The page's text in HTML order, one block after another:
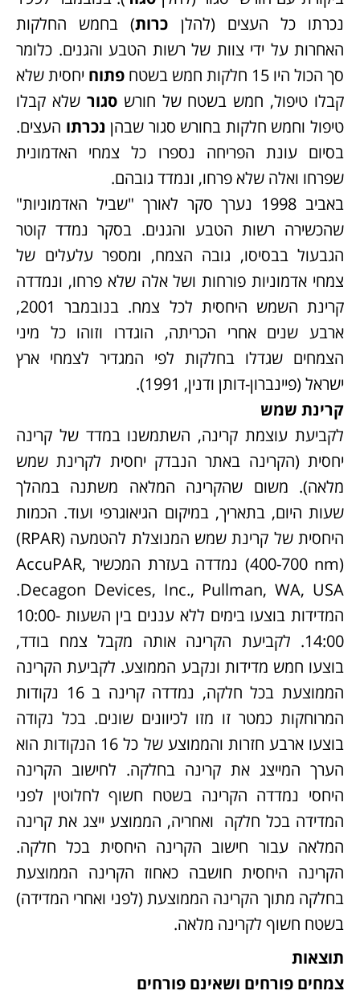
נכרתו כל העצים (להלן כרות) בחמש החלקות
האחרות על ידי צוות של רשות הטבע והגנים. כלומר
סך הכול היו 15 חלקות חמש בשטח
פתוח יחסית שלא
קבלו טיפול, חמש בשטח של חורשסגור שלא קבלו
טיפול וחמש חלקות בחורש סגור שבהן נכרתו העצים.
בסיום עונת הפריחה נספרו כל צמחי האדמונית
שפרחו ואלה שלא פרחו, ונמדד גובהם.
באביב 1998 נערך סקר לאורך "שביל האדמוניות"
שהכשירה רשות הטבע והגנים. בסקר נמדד קוטר
הגבעול בבסיסו, גובה הצמח, ומספר עלעלים של
צמחי אדמוניות פורחות ושל אלה שלא פרחו, ונמדדה
קרינת השמש היחסית לכל צמח. בנובמבר 2001,
ארבע שנים אחרי הכריתה, הוגדרו וזוהו כל מיני
הצמחים שגדלו בחלקות לפי המגדיר לצמחי ארץ
ישראל (פיינברון-דותן ודנין, 1991).
קרינת שמש
לקביעת עוצמת קרינה, השתמשנו במדד של קרינה
יחסית (הקרינה באתר הנבדק יחסית לקרינת שמש
מלאה). משום שהקרינה המלאה משתנה במהלך
שעות היום, בתאריך, במיקום הגיאוגרפי ועוד. הכמות
היחסית של קרינת שמש המנוצלת להטמעה (RPAR)
(400-700 nm) נמדדה בעזרת המכשיר AccuPAR,
Decagon Devices, Inc., Pullman, WA, USA.
המדידות בוצעו בימים ללא עננים בין השעות 10:00-
14:00. לקביעת הקרינה אותה מקבל צמח בודד,
בוצעו חמש מדידות ונקבע הממוצע. לקביעת הקרינה
הממוצעת בכל חלקה, נמדדה קרינה ב 16 נקודות
המרוחקות כמטר זו מזו לכיוונים שונים. בכל נקודה
בוצעו ארבע חזרות והממוצע של כל 16 הנקודות הוא
הערך המייצג את קרינה בחלקה. לחישוב הקרינה
היחסי נמדדה הקרינה בשטח חשוף לחלוטין לפני
המדידה בכל חלקה ואחריה, הממוצע ייצג את קרינה
המלאה עבור חישוב הקרינה היחסית בכל חלקה.
הקרינה היחסית חושבה כאחוז הקרינה הממוצעת
בחלקה מתוך הקרינה הממוצעת (לפני ואחרי המדידה)
בשטח חשוף לקרינה מלאה.
תוצאות
צמחים פורחים ושאינם פורחים